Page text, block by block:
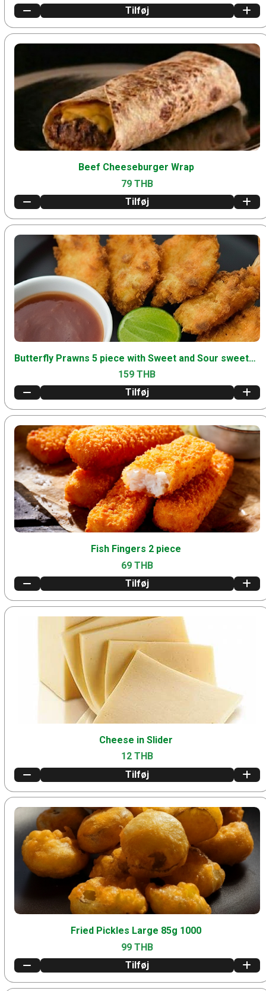
Tilføj
Beef Cheeseburger Wrap
79 THB
Tilføj
Butterfly Prawns 5 piece with Sweet and Sour sweetandsour
159 THB
Tilføj
Fish Fingers 2 piece
69 THB
Tilføj
Cheese in Slider
12 THB
Tilføj
Fried Pickles Large 85g 1000
99 THB
Tilføj